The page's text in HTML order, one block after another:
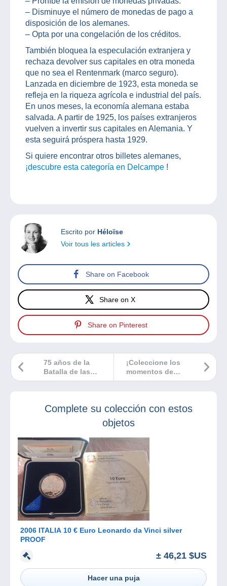
– Disminuye el número de monedas de pago a
disposición de los alemanes.
– Opta por una congelación de los créditos.
También bloquea la especulación extranjera y
rechaza devolver sus capitales en otra moneda
que no sea el Rentenmark (marco seguro).
Lanzada en diciembre de 1923, esta moneda se
refleja en la riqueza agrícola e industrial del país.
En unos meses, la economía alemana estaba
salvada. A partir de 1925, los países extranjeros
vuelven a invertir sus capitales en Alemania. Y
esta seguirá próspera hasta 1929.
Si quiere encontrar otros billetes alemanes,
¡descubre esta categoría en Delcampe !
Escrito por Héloïse
Voir tous les articles
Share on Facebook
Share on X
Share on Pinterest
¡Coleccione los
momentos de
felicidad con
75 años de la
Batalla de las
Ardenas, un deber
Complete su colección con estos
objetos
2006 ITALIA 10 € Euro Leonardo da Vinci silver
PROOF
± 46,21 $US
Hacer una puja